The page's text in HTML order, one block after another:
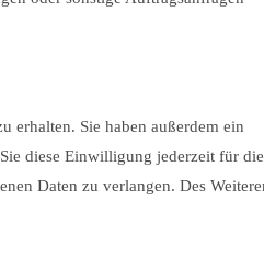
erhalten. Sie haben außerdem ein
diese Einwilligung jederzeit für die
Daten zu verlangen. Des